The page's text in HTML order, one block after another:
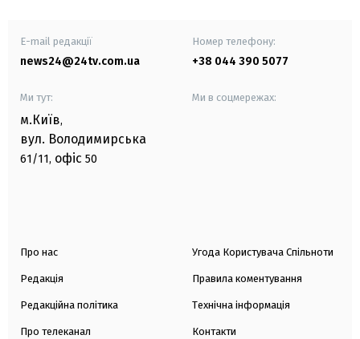
E-mail редакції
news24@24tv.com.ua
Номер телефону:
+38 044 390 5077
Ми тут:
м.Київ,
вул. Володимирська
61/11, офіс 50
Ми в соцмережах:
Про нас
Редакція
Редакційна політика
Про телеканал
Угода Користувача Спільноти
Правила коментування
Технічна інформація
Контакти